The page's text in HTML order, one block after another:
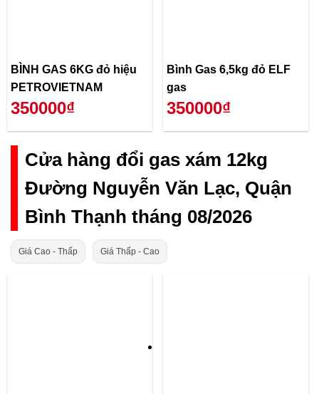
BÌNH GAS 6KG đỏ hiệu
PETROVIETNAM
350000₫
Bình Gas 6,5kg đỏ ELF
gas
350000₫
Cửa hàng đổi gas xám 12kg
Đường Nguyễn Văn Lạc, Quận
Bình Thạnh tháng 08/2026
Giá Cao - Thấp Giá Thấp - Cao